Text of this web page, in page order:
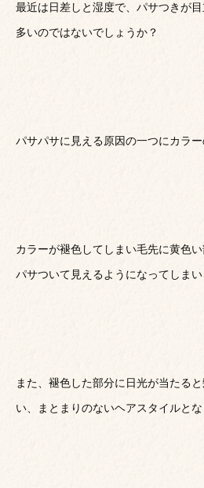
最近は日差しと湿度で、パサつきが
多いのではないでしょうか？
パサパサに見える原因の一つにカラー
カラーが褪色してしまい毛先に黄色
パサついて見えるようになってしまい
また、褪色した部分に日光が当たる
い、まとまりのないヘアスタイルとな